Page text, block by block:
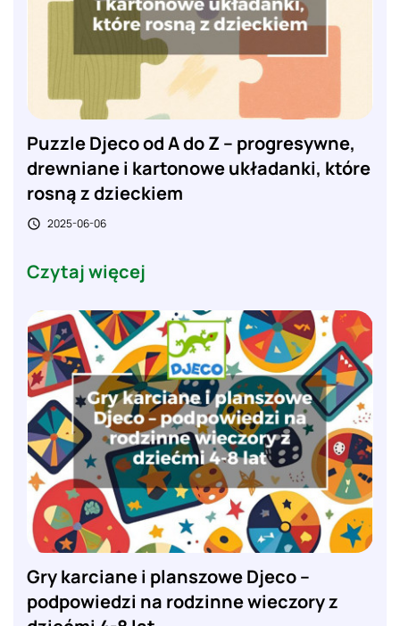
Puzzle Djeco od A do Z – progresywne,
drewniane i kartonowe układanki, które
rosną z dzieckiem
 2025-06-06
Czytaj więcej
Gry karciane i planszowe Djeco –
podpowiedzi na rodzinne wieczory z